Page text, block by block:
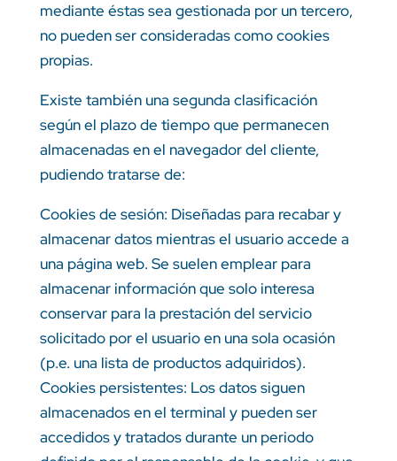
mediante éstas sea gestionada por un tercero,
no pueden ser consideradas como cookies
propias.
Existe también una segunda clasificación
según el plazo de tiempo que permanecen
almacenadas en el navegador del cliente,
pudiendo tratarse de:
Cookies de sesión: Diseñadas para recabar y
almacenar datos mientras el usuario accede a
una página web. Se suelen emplear para
almacenar información que solo interesa
conservar para la prestación del servicio
solicitado por el usuario en una sola ocasión
(p.e. una lista de productos adquiridos).
Cookies persistentes: Los datos siguen
almacenados en el terminal y pueden ser
accedidos y tratados durante un periodo